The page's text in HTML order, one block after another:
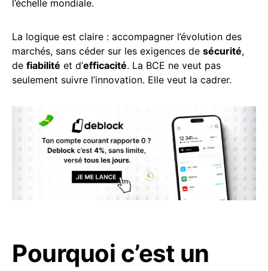
l’échelle mondiale.
La logique est claire : accompagner l’évolution des
marchés, sans céder sur les exigences de sécurité,
de fiabilité et d’efficacité. La BCE ne veut pas
seulement suivre l’innovation. Elle veut la cadrer.
Pourquoi c’est un